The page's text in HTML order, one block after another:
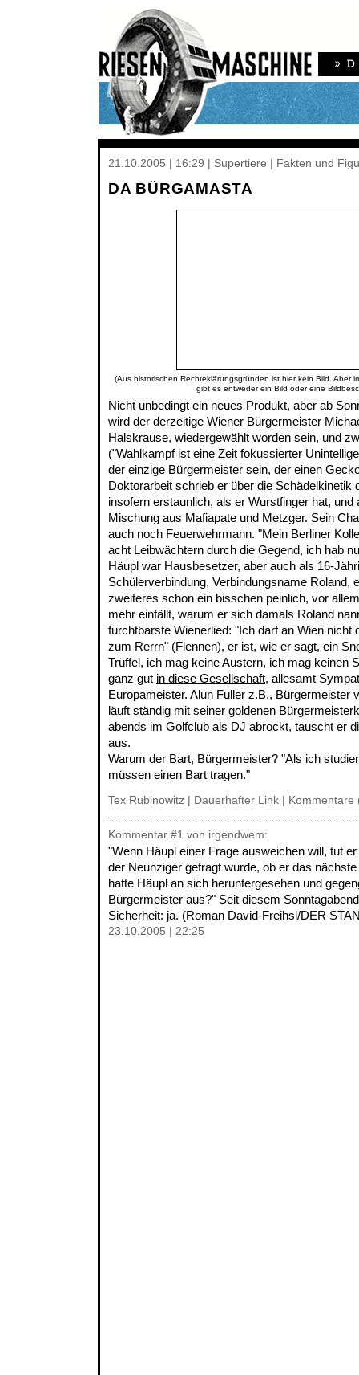
21.10.2005 | 16:29 | Supertiere | Fakten und
DA BÜRGAMASTA
(Aus historischen Rechteklärungsgründen ist hier kein Bild. Aber
gibt es entweder ein Bild oder eine
Nicht unbedingt ein neues Produkt, aber ab
wird der derzeitige Wiener Bürgermeister
Halskrause, wiedergewählt worden sein, und
("Wahlkampf ist eine Zeit fokussierter
der einzige Bürgermeister sein, der einen
Doktorarbeit schrieb er über die Schädelkinetik
insofern erstaunlich, als er Wurstfinger hat, und
Mischung aus Mafiapate und Metzger. Sein
auch noch Feuerwehrmann. "Mein Berliner
acht Leibwächtern durch die Gegend, ich hab
Häupl war Hausbesetzer, aber auch als 16-
Schülerverbindung, Verbindungsname Roland,
zweiteres schon ein bisschen peinlich, vor
mehr einfällt, warum er sich damals Roland
furchtbarste Wienerlied: "Ich darf an Wien nicht
zum Rerrn" (Flennen), er ist, wie er sagt, ein
Trüffel, ich mag keine Austern, ich mag keinen
ganz gut in diese Gesellschaft, allesamt
Europameister. Alun Fuller z.B., Bürgermeister
läuft ständig mit seiner goldenen
abends im Golfclub als DJ abrockt, tauscht er
aus.
Warum der Bart, Bürgermeister? "Als ich
müssen einen Bart tragen."
Tex Rubinowitz | Dauerhafter Link Kommentare
Kommentar #1 von irgendwem:
"Wenn Häupl einer Frage ausweichen will, tut
der Neunziger gefragt wurde, ob er das
hatte Häupl an sich heruntergesehen und
Bürgermeister aus?" Seit diesem
Sicherheit: ja. (Roman David-Freihsl/DER
23.10.2005 | 22:25